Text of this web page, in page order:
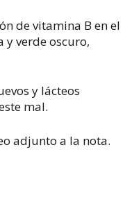
de vitamina B en el
verde oscuro,
y lácteos
mal.
adjunto a la nota.